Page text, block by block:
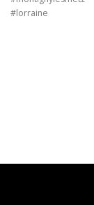
#lorraine